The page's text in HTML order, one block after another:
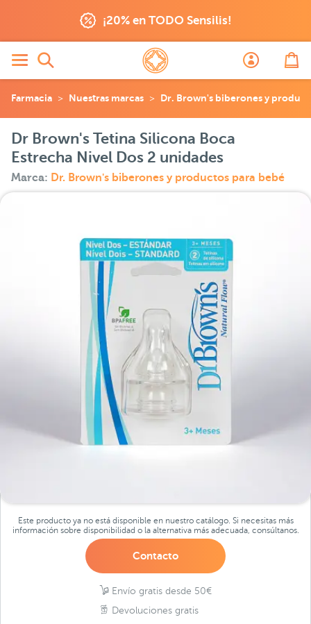
¡20% en TODO Sensilis!
Farmacia Nuestras marcas Dr. Brown's biberones y
Dr Brown's Tetina Silicona Boca
Estrecha Nivel Dos 2 unidades
Marca: Dr. Brown's biberones y productos para bebé
Este producto ya no está disponible en nuestro catálogo. Si necesitas más
información sobre disponibilidad o la alternativa más adecuada, consúltanos.
Contacto
Envío gratis desde 50€
Devoluciones gratis